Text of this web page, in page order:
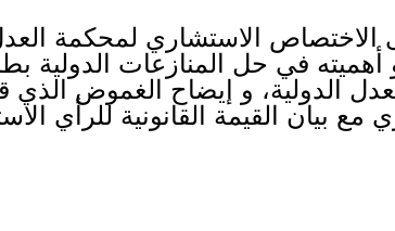
الاستشاري لمحكمة
أهميته في حل المنازعات الدولية
الدولية، و إيضاح الغموض الذي
بيان القيمة القانونية للرأي